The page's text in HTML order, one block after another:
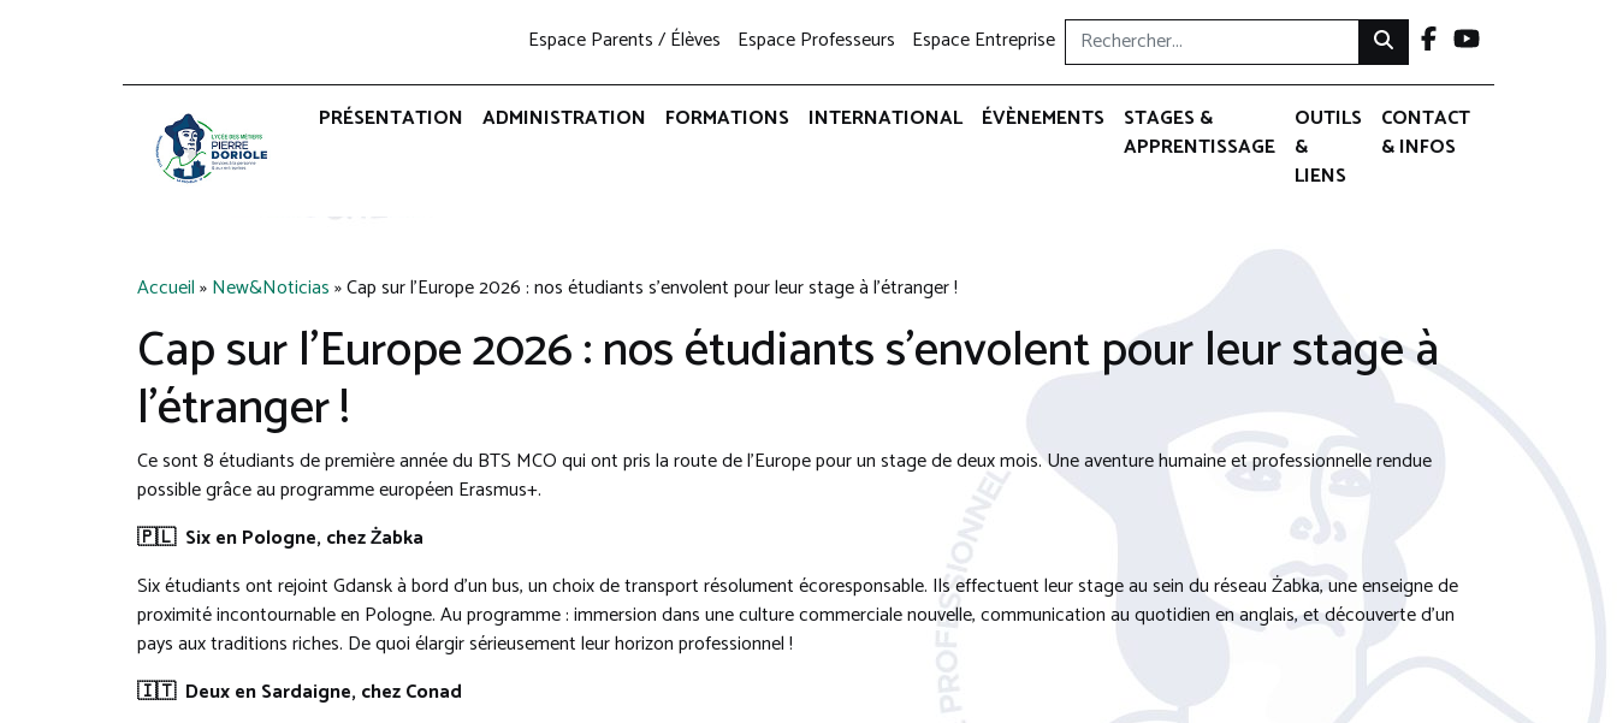
Espace Parents / Élèves Espace Professeurs Espace Entreprise
PRÉSENTATION ADMINISTRATION FORMATIONS INTERNATIONAL ÉVÈNEMENTS
STAGES &
APPRENTISSAGE
OUTILS
&
LIENS
CONTACT
& INFOS
Accueil»New&Noticias»Cap sur l’Europe 2026 : nos étudiants s’envolent pour leur stage à l’étranger !
Cap sur l’Europe 2026 : nos étudiants s’envolent pour leur stage à
l’étranger !
Ce sont 8 étudiants de première année du BTS MCO qui ont pris la route de l’Europe pour un stage de deux mois. Une aventure humaine et professionnelle rendue
possible grâce au programme européen Erasmus+.
🇵🇱Six en Pologne, chez Żabka
Six étudiants ont rejoint Gdansk à bord d’un bus, un choix de transport résolument écoresponsable. Ils effectuent leur stage au sein du réseau Żabka, une enseigne de
proximité incontournable en Pologne. Au programme : immersion dans une culture commerciale nouvelle, communication au quotidien en anglais, et découverte d’un
pays aux traditions riches. De quoi élargir sérieusement leur horizon professionnel !
🇮🇹Deux en Sardaigne, chez Conad